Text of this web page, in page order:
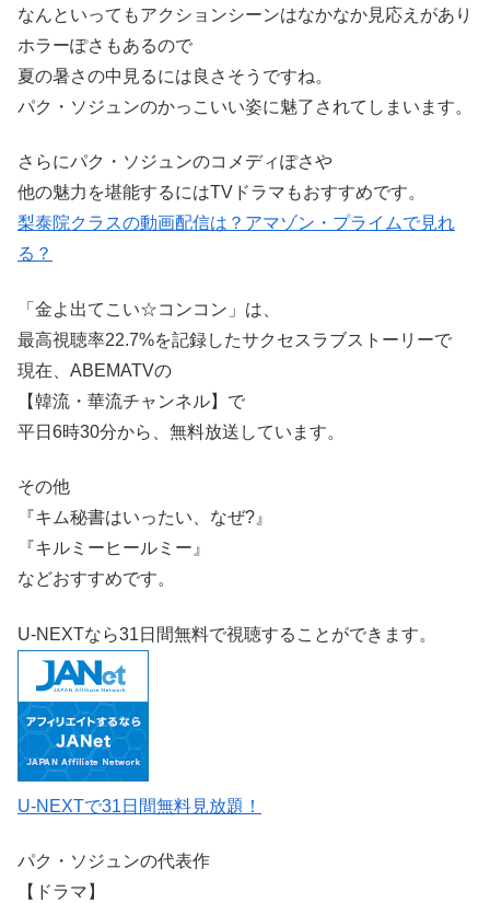
なんといってもアクションシーンはなかなか見応えがあり
ホラーぽさもあるので
夏の暑さの中見るには良さそうですね。
パク・ソジュンのかっこいい姿に魅了されてしまいます。
さらにパク・ソジュンのコメディぽさや
他の魅力を堪能するにはTVドラマもおすすめです。
梨泰院クラスの動画配信は？アマゾン・プライムで見れ
る？
「金よ出てこい☆コンコン」は、
最高視聴率22.7%を記録したサクセスラブストーリーで
現在、ABEMATVの
【韓流・華流チャンネル】で
平日6時30分から、無料放送しています。
その他
『キム秘書はいったい、なぜ?』
『キルミーヒールミー』
などおすすめです。
U-NEXTなら31日間無料で視聴することができます。
U-NEXTで31日間無料見放題！
パク・ソジュンの代表作
【ドラマ】